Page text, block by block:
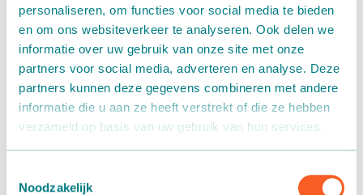
personaliseren, om functies voor social media te bieden
en om ons websiteverkeer te analyseren. Ook delen we
informatie over uw gebruik van onze site met onze
partners voor social media, adverteren en analyse. Deze
partners kunnen deze gegevens combineren met andere
informatie die u aan ze heeft verstrekt of die ze hebben
verzameld op basis van uw gebruik van hun services.
Noodzakelijk
wird, können Sie sich auch für einen mehrstöckigen
Rollenbahnpuffer entscheiden.